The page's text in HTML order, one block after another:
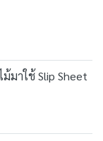
มาใช้ Slip Sheet